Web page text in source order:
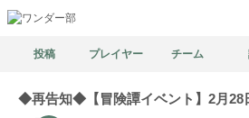
投稿 プレイヤー チーム